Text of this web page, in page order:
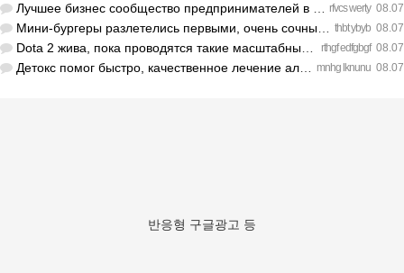
rfvcs werty 08.07
Лучшее бизнес сообщество предпринимателей в Санкт-Петербурге…
thbt ybyb 08.07
Мини-бургеры разлетелись первыми, очень сочные. https://inte…
rthgf edfgbgf 08.07
Dota 2 жива, пока проводятся такие масштабные турниры. https…
mnhg lknunu 08.07
Детокс помог быстро, качественное лечение алкоголизма Санкт-…
반응형 구글광고 등